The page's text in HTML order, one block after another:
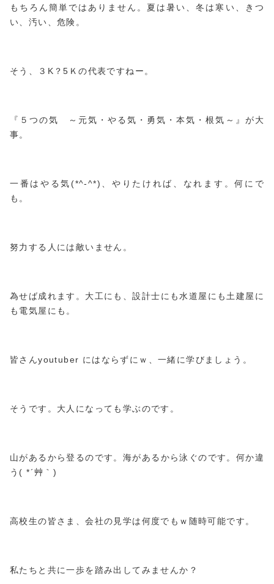
もちろん簡単ではありません。夏は暑い、冬は寒い、きつ
い、汚い、危険。
そう、３K？5Ｋの代表ですねー。
『５つの気 ～元気・やる気・勇気・本気・根気～』が大
事。
一番はやる気(*^-^*)、やりたければ、なれます。何にで
も。
努力する人には敵いません。
為せば成れます。大工にも、設計士にも水道屋にも土建屋に
も電気屋にも。
皆さんyoutuber にはならずにｗ、一緒に学びましょう。
そうです。大人になっても学ぶのです。
山があるから登るのです。海があるから泳ぐのです。何か違
う( *´艸｀)
高校生の皆さま、会社の見学は何度でもｗ随時可能です。
私たちと共に一歩を踏み出してみませんか？